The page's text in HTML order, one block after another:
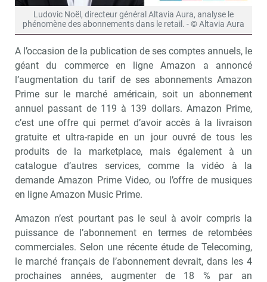
Ludovic Noël, directeur général Altavia Aura, analyse le
phénomène des abonnements dans le retail. - © Altavia Aura
A l’occasion de la publication de ses comptes annuels, le
géant du commerce en ligne Amazon a annoncé
l’augmentation du tarif de ses abonnements Amazon
Prime sur le marché américain, soit un abonnement
annuel passant de 119 à 139 dollars. Amazon Prime,
c’est une offre qui permet d’avoir accès à la livraison
gratuite et ultra-rapide en un jour ouvré de tous les
produits de la marketplace, mais également à un
catalogue d’autres services, comme la vidéo à la
demande Amazon Prime Video, ou l’offre de musiques
en ligne Amazon Music Prime.
Amazon n’est pourtant pas le seul à avoir compris la
puissance de l’abonnement en termes de retombées
commerciales. Selon une récente étude de Telecoming,
le marché français de l’abonnement devrait, dans les 4
prochaines années, augmenter de 18 % par an